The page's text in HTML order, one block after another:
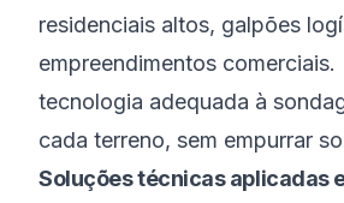
residenciais altos, galpões
empreendimentos comerciais.
tecnologia adequada à
cada terreno, sem empurrar
Soluções técnicas aplicadas